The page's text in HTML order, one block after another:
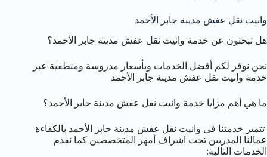
وانيت نقل عفش مدينة جابر الأحمد
هل تبحثون عن خدمة وانيت نقل عفش مدينة جابر الأحمد؟
نحن نوفر لكم أفضل الخدمات وبأسعار مدروسة ومنطقية عبر
خدمة وانيت نقل عفش مدينة جابر الأحمد
ما هي أهم مزايا خدمة وانيت نقل عفش مدينة جابر الأحمد؟
تتميز خدمتنا في وانيت نقل عفش مدينة جابر الأحمد بالكفاءة
عمالنا المدربين تحت اشراف أمهر المتخصصين كما نقدم
الخدمات التالية: